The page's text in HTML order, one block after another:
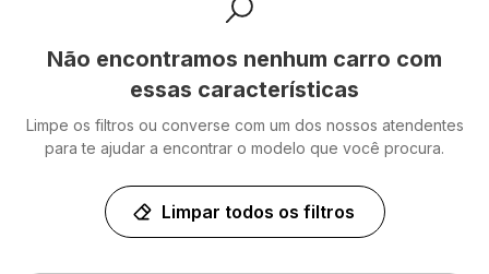
Não encontramos nenhum carro com
essas características
Limpe os filtros ou converse com um dos nossos atendentes
para te ajudar a encontrar o modelo que você procura.
Limpar todos os filtros